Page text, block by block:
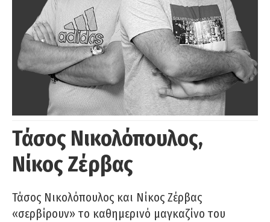
Τάσος Νικολόπουλος,
Νίκος Ζέρβας
Τάσος Νικολόπουλος και Νίκος Ζέρβας
«σερβίρουν» το καθημερινό μαγκαζίνο του